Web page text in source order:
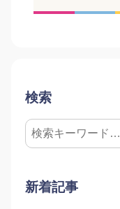
検索
新着記事